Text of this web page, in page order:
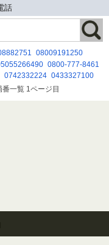
話
08009191250
0800-777-8461
0742332224 0433327100
0800 500 8184
一覧 1ページ目